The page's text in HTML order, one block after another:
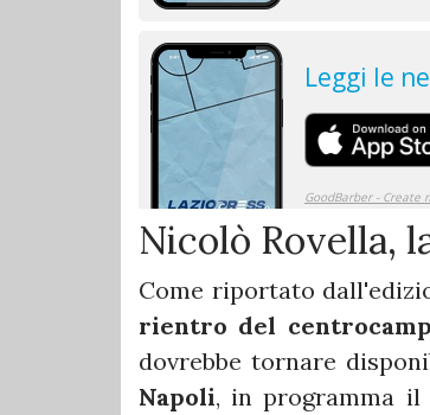
Nicolò Rovella,
Come riportato
rientro del
dovrebbe tornare
Napoli, in programma il